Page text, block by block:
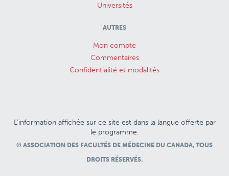
Universités
AUTRES
Mon compte
Commentaires
Confidentialité et modalités
L’information affichée sur ce site est dans la langue offerte par
le programme.
© ASSOCIATION DES FACULTÉS DE MÉDECINE DU CANADA, TOUS
DROITS RÉSERVÉS.